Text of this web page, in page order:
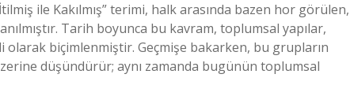
ile Kakılmış” terimi, halk arasında bazen hor görülen,
Tarih boyunca bu kavram, toplumsal yapılar,
biçimlenmiştir. Geçmişe bakarken, bu grupların
düşündürür; aynı zamanda bugünün toplumsal